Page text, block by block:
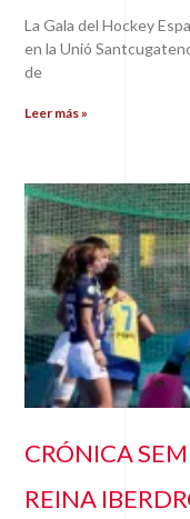
La Gala del Hockey
en la Unió
de
Leer más »
CRÓNICA
REINA